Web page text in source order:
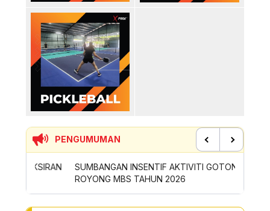
PENGUMUMAN
SUMBANGAN INSENTIF AKTIVITI GOTONG-
ROYONG MBS TAHUN 2026